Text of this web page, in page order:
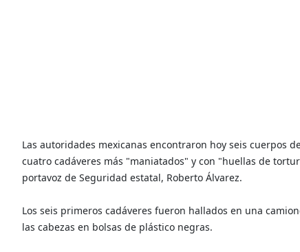
Las autoridades mexicanas encontraron hoy seis cuerpos
cuatro cadáveres más "maniatados" y con "huellas de
portavoz de Seguridad estatal, Roberto Álvarez.
Los seis primeros cadáveres fueron hallados en una
las cabezas en bolsas de plástico negras.